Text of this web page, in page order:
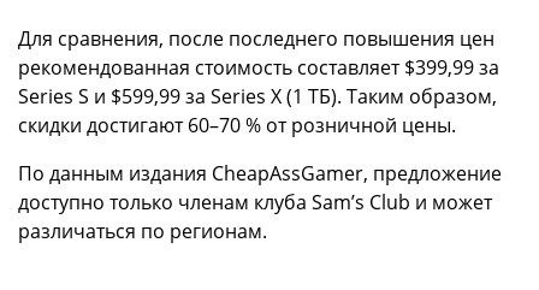
Для сравнения, после последнего повышения цен
рекомендованная стоимость составляет $399,99 за
Series S и $599,99 за Series X (1 ТБ). Таким образом,
скидки достигают 60–70 % от розничной цены.
По данным издания CheapAssGamer, предложение
доступно только членам клуба Sam’s Club и может
различаться по регионам.